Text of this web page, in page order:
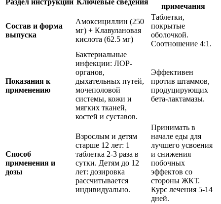
примечания
Состав и форма
выпуска
Амоксициллин (250
мг) + Клавулановая
кислота (62.5 мг)
Таблетки,
покрытые
оболочкой.
Соотношение 4:1.
Показания к
применению
Бактериальные
инфекции: ЛОР-
органов,
дыхательных путей,
мочеполовой
системы, кожи и
мягких тканей,
костей и суставов.
Эффективен
против штаммов,
продуцирующих
бета-лактамазы.
Способ
применения и
дозы
Взрослым и детям
старше 12 лет: 1
таблетка 2-3 раза в
сутки. Детям до 12
лет: дозировка
рассчитывается
индивидуально.
Принимать в
начале еды для
лучшего усвоения
и снижения
побочных
эффектов со
стороны ЖКТ.
Курс лечения 5-14
дней.